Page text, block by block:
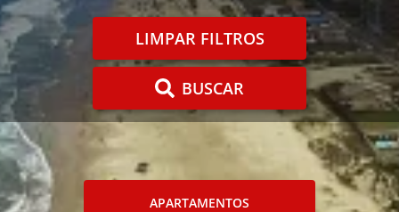
LIMPAR FILTROS
BUSCAR
APARTAMENTOS